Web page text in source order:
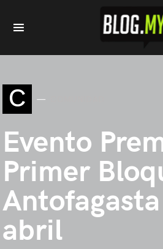
C
Evento
Primer
abril